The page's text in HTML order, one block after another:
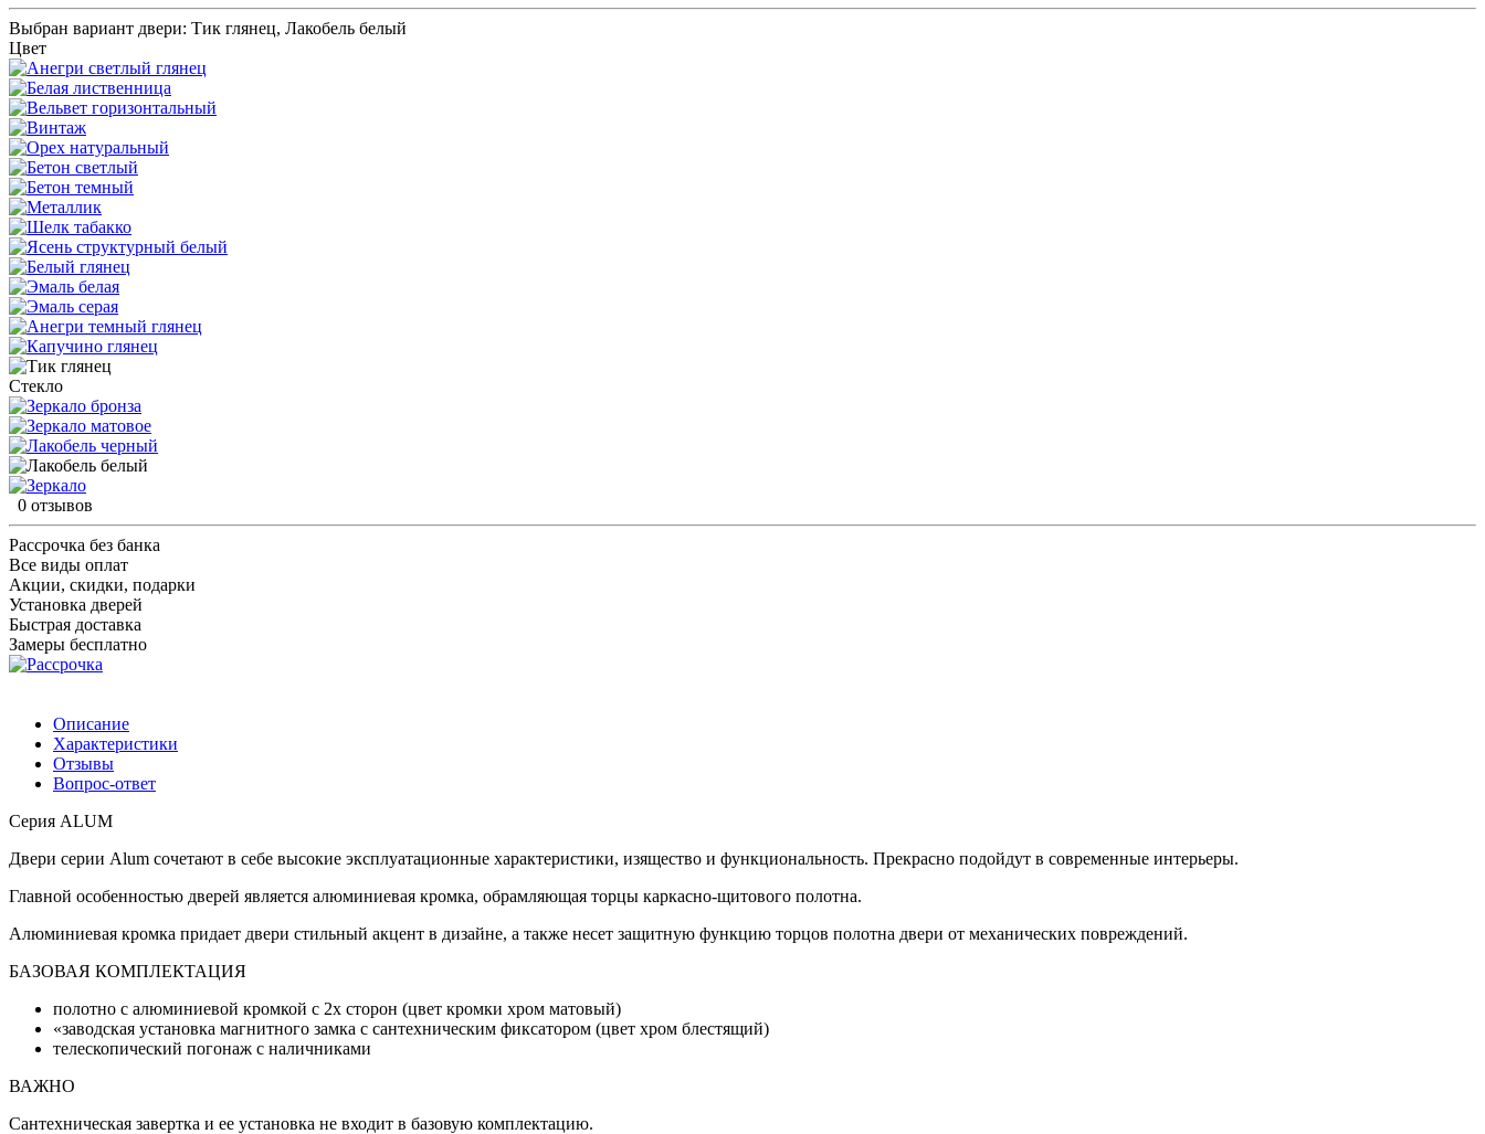
Выбран вариант двери: Тик глянец, Лакобель белый
Цвет
Стекло
0 отзывов
Рассрочка без банка
Все виды оплат
Акции, скидки, подарки
Установка дверей
Быстрая доставка
Замеры бесплатно
Описание
Характеристики
Отзывы
Вопрос-ответ
Серия ALUM
Двери серии Alum сочетают в себе высокие эксплуатационные характеристики, изящество и функциональность. Прекрасно подойдут в современные интерьеры.
Главной особенностью дверей является алюминиевая кромка, обрамляющая торцы каркасно-щитового полотна.
Алюминиевая кромка придает двери стильный акцент в дизайне, а также несет защитную функцию торцов полотна двери от механических повреждений.
БАЗОВАЯ КОМПЛЕКТАЦИЯ
полотно с алюминиевой кромкой с 2х сторон (цвет кромки хром матовый)
«заводская установка магнитного замка с сантехническим фиксатором (цвет хром блестящий)
телескопический погонаж с наличниками
ВАЖНО
Сантехническая завертка и ее установка не входит в базовую комплектацию.